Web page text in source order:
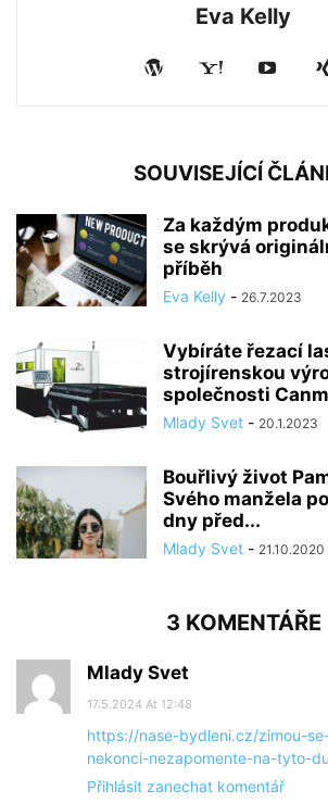
Eva Kelly
SOUVISEJÍCÍ
Za každým
se skrývá
příběh
Eva Kelly - 26.7.2023
Vybíráte řezací
strojírenskou
společnosti
Mlady Svet - 20.1.2023
Bouřlivý život
Svého manžela
dny před...
Mlady Svet - 21.10.2020
3 KOMENTÁŘE
Mlady Svet
17.5.2024 At 12:48
https://nase-bydleni.cz/zimou-
nekonci-nezapomente-na-tyto-
Přihlásit zanechat komentář